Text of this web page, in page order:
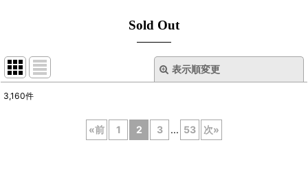
Sold Out
表示順変更
3,160件
«前 1 2 3 ... 53 次»